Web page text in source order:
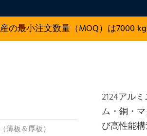
の最小注文数量（MOQ）は7000
薄板＆厚板）
2124アル
ム・銅・
び高性能